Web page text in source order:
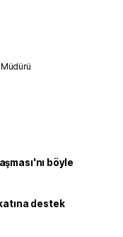
böyle
destek